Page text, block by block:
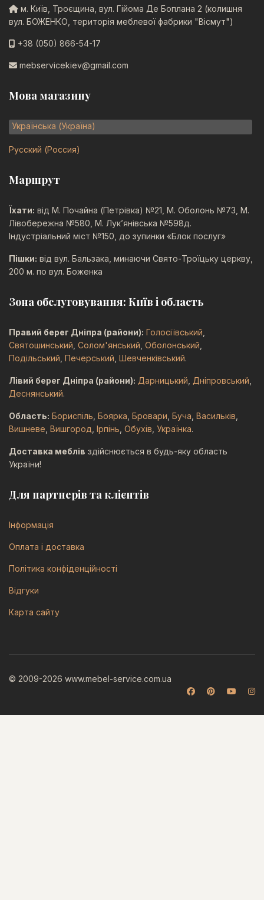
м. Київ, Троєщина, вул. Гійома Де Боплана 2 (колишня
вул. БОЖЕНКО, територія меблевої фабрики "Вісмут")
+38 (050) 866-54-17
mebservicekiev@gmail.com
Мова магазину
Українська (Україна)
Русский (Россия)
Маршрут
Їхати: від М. Почайна (Петрівка) №21, М. Оболонь №73, М.
Лівобережна №580, М. Лук’янівська №598д.
Індустріальний міст №150, до зупинки «Блок послуг»
Пішки: від вул. Бальзака, минаючи Свято-Троїцьку церкву,
200 м. по вул. Боженка
Зона обслуговування: Київ і область
Правий берег Дніпра (райони): Голосіївський
Святошинський Солом'янський Оболонський
Подільський Печерський Шевченківський.
Лівий берег Дніпра (райони): Дарницький Дніпровський
Деснянський.
Область: Бориспіль Боярка Бровари Буча Васильків
Вишневе Вишгород Ірпінь Обухів Українка.
Доставка меблів здійснюється в будь-яку область
України!
Для партнерів та клієнтів
Інформація
Оплата і доставка
Політика конфіденційності
Відгуки
Карта сайту
© 2009-2026 www.mebel-service.com.ua